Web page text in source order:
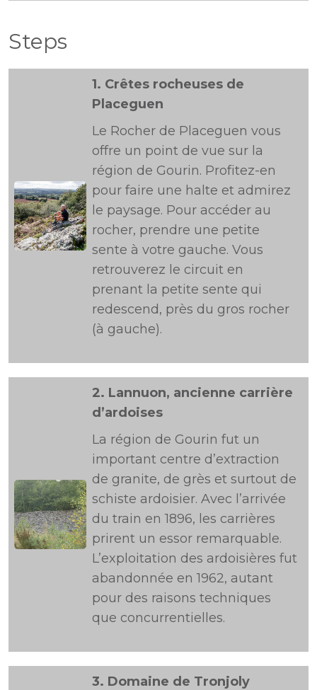
Steps
1. Crêtes rocheuses de
Placeguen
Le Rocher de Placeguen vous
offre un point de vue sur la
région de Gourin. Profitez-en
pour faire une halte et admirez
le paysage. Pour accéder au
rocher, prendre une petite
sente à votre gauche. Vous
retrouverez le circuit en
prenant la petite sente qui
redescend, près du gros rocher
(à gauche).
2. Lannuon, ancienne carrière
d’ardoises
La région de Gourin fut un
important centre d’extraction
de granite, de grès et surtout de
schiste ardoisier. Avec l’arrivée
du train en 1896, les carrières
prirent un essor remarquable.
L’exploitation des ardoisières fut
abandonnée en 1962, autant
pour des raisons techniques
que concurrentielles.
3. Domaine de Tronjoly